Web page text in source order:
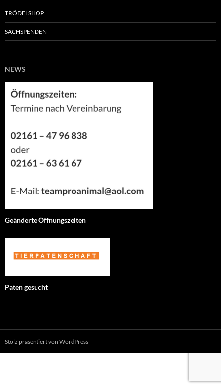
TRÖDELSHOP
SACHSPENDEN
NEWS
Geänderte Öffnungszeiten
Paten gesucht
Stolz präsentiert von WordPress